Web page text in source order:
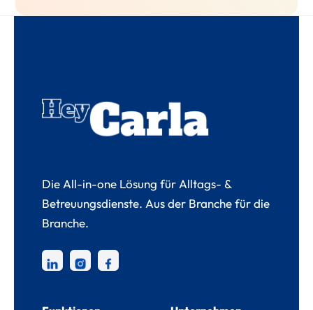
Die All-in-one Lösung für Alltags- &
Betreuungsdienste. Aus der Branche für die
Branche.